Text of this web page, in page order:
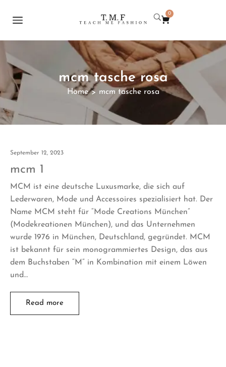
0
mcm tasche rosa
Home > mcm tasche rosa
September 12, 2023
mcm 1
MCM ist eine deutsche Luxusmarke, die sich auf
Lederwaren, Mode und Accessoires spezialisiert hat. Der
Name MCM steht für “Mode Creations München”
(Modekreationen München), und das Unternehmen
wurde 1976 in München, Deutschland, gegründet. MCM
ist bekannt für sein monogrammiertes Design, das aus
dem Buchstaben “M” in Kombination mit einem Löwen
und…
Read more